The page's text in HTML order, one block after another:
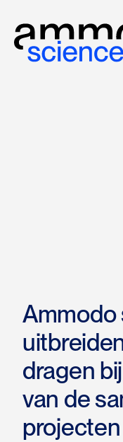
Ammodo
dragen
van de